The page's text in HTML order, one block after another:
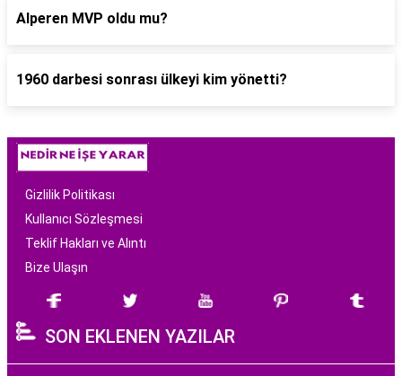
Alperen MVP oldu mu?
1960 darbesi sonrası ülkeyi kim yönetti?
Gizlilik Politikası
Kullanıcı Sözleşmesi
Teklif Hakları ve Alıntı
Bize Ulaşın
SON EKLENEN YAZILAR